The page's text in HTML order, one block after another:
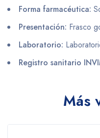
Forma farmacéutica:
Presentación: Frasco
Laboratorio:
Registro sanitario
Más